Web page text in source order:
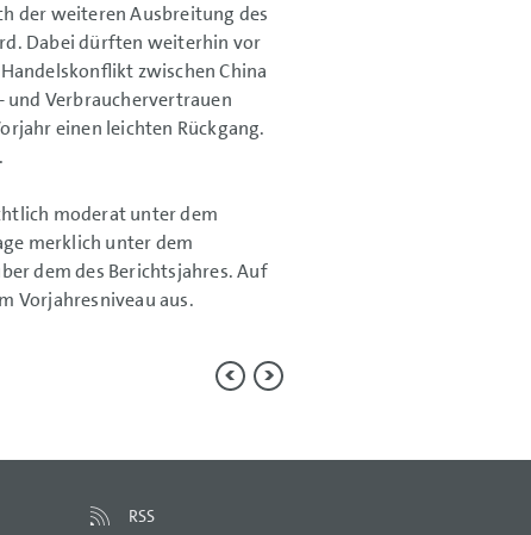
der weiteren Ausbreitung des
Dabei dürften weiterhin vor
zwischen China
und Verbrauchervertrauen
einen leichten Rückgang.
moderat unter dem
merklich unter dem
dem des Berichtsjahres. Auf
Vorjahresniveau aus.
RSS